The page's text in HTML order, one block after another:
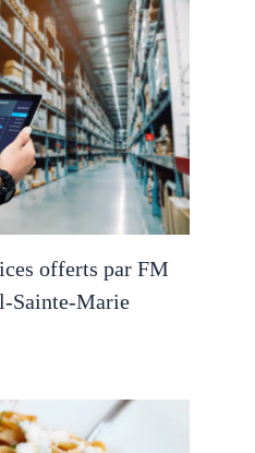
offerts par FM
Sainte-Marie